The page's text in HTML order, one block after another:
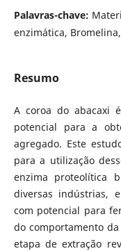
Palavras-chave:
enzimática,
Resumo
A coroa do abacaxi
potencial para a
agregado. Este
para a utilização
enzima proteolítica
diversas indústrias,
com potencial para
do comportamento
etapa de extração